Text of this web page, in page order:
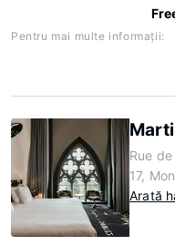
Pentru mai multe informaţii:
Rue
17,
Arată